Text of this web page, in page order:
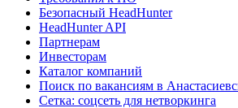
Безопасный HeadHunter
HeadHunter API
Партнерам
Инвесторам
Каталог компаний
Поиск по вакансиям в
Сетка: соцсеть для нетворкинга